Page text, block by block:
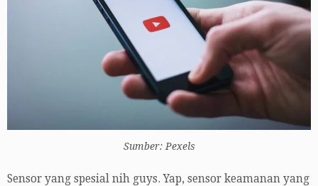
Sumber: Pexels
Sensor yang spesial nih guys. Yap, sensor keamanan yang